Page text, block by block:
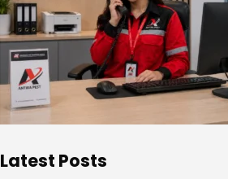
Latest Posts